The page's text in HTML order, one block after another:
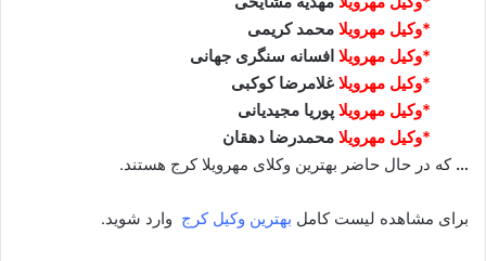
*وکیل مهرویلا محمد کریمی
*وکیل مهرویلا افسانه سنگری جهانی
*وکیل مهرویلا غلامرضا کوکبی
*وکیل مهرویلا پوریا مجیدیانی
*وکیل مهرویلا محمدرضا دهقان
… که در حال حاضر بهترین وکلای مهرویلا کرج هستند.
برای مشاهده لیست کامل بهترین وکیل کرج وارد شوید.